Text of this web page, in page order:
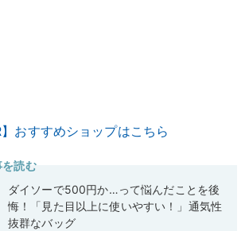
】おすすめショップはこちら
読む
ダイソーで500円か…って悩んだことを後
悔！「見た目以上に使いやすい！」通気性
抜群なバッグ